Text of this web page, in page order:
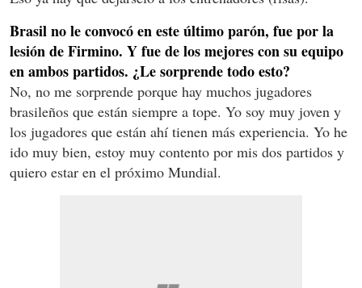
Brasil no le convocó en este último parón, fue por la
lesión de Firmino. Y fue de los mejores con su equipo
en ambos partidos. ¿Le sorprende todo esto?
No, no me sorprende porque hay muchos jugadores
brasileños que están siempre a tope. Yo soy muy joven y
los jugadores que están ahí tienen más experiencia. Yo he
ido muy bien, estoy muy contento por mis dos partidos y
quiero estar en el próximo Mundial.